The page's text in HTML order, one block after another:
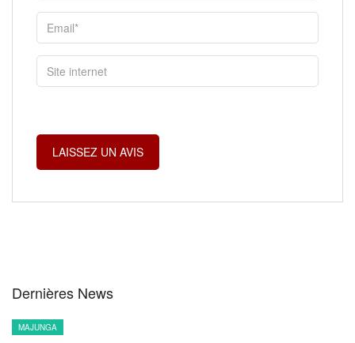
Dernières News
MAJUNGA